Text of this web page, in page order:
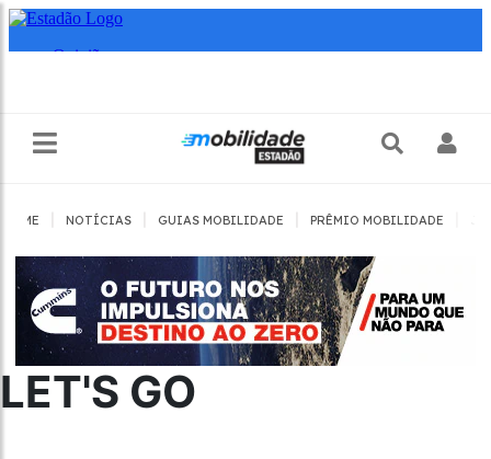
HOME NOTÍCIAS GUIAS MOBILIDADE PRÊMIO MOBILIDADE
LET'S GO